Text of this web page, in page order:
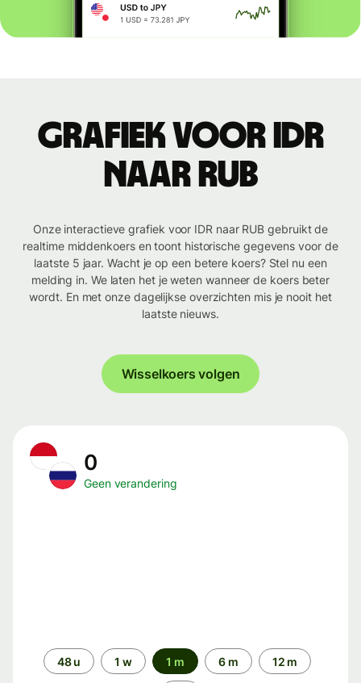
Grafiek voor IDR
naar RUB
Onze interactieve grafiek voor IDR naar RUB gebruikt de
realtime middenkoers en toont historische gegevens voor de
laatste 5 jaar. Wacht je op een betere koers? Stel nu een
melding in. We laten het je weten wanneer de koers beter
wordt. En met onze dagelijkse overzichten mis je nooit het
laatste nieuws.
Wisselkoers volgen
0
Geen verandering
Periode48 u 1 w 1 m 6 m 12 m